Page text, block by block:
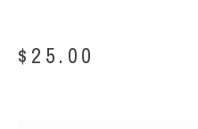
$ 25.00